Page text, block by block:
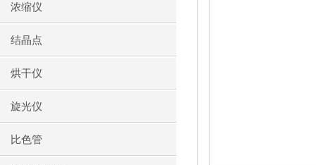
浓缩仪
结晶点
烘干仪
旋光仪
比色管